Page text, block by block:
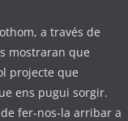
a través de
mostraran que
projecte que
ens pugui sorgir.
fer-nos-la arribar a